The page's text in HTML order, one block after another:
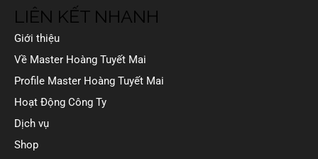
LIÊN KẾT NHANH
Giới thiệu
Về Master Hoàng Tuyết Mai
Profile Master Hoàng Tuyết Mai
Hoạt Động Công Ty
Dịch vụ
Shop